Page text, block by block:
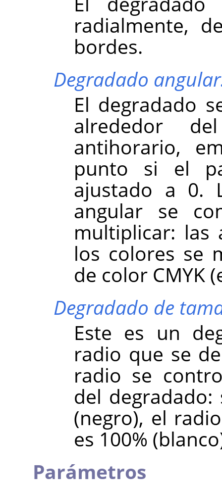
radialmente,
bordes.
Degradado
El degradado
alrededor
antihorario,
punto si el
ajustado a 0.
angular se
multiplicar: las
los colores se
de color CMYK
Degradado de
Este es un
radio que se
radio se
del
(negro), el
es 100%
Parámetros